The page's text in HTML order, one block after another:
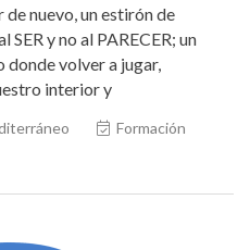
nuevo, un estirón de
SER y no al PARECER; un
donde volver a jugar,
interior y
Formación